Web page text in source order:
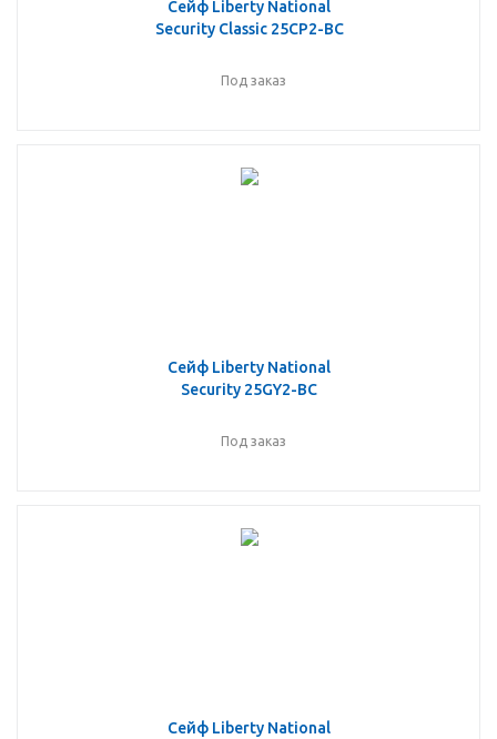
Сейф Liberty National
Security Classic 25CP2-BC
Под заказ
Сейф Liberty National
Security 25GY2-BC
Под заказ
Сейф Liberty National